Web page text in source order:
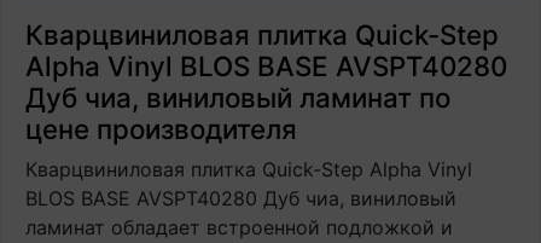
Кварцвиниловая плитка Quick-Step
Alpha Vinyl BLOS BASE AVSPT40280
Дуб чиа, виниловый ламинат по
цене производителя
Кварцвиниловая плитка Quick-Step Alpha Vinyl
BLOS BASE AVSPT40280 Дуб чиа, виниловый
ламинат обладает встроенной подложкой и